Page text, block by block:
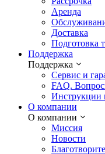
Аренда
Доставка
Подготовка
Поддержка
Поддержка
Сервис и
FAQ.
Инструкции
О компании
О компании
Миссия
Новости